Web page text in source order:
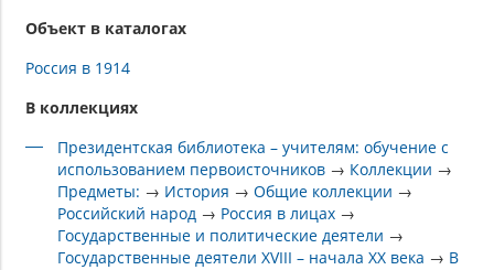
Объект в каталогах
Россия в 1914
В коллекциях
Президентская библиотека – учителям: обучение с
использованием первоисточников → Коллекции →
Предметы: → История →Общие коллекции →
Российский народ → Россия в лицах →
Государственные и политические деятели →
Государственные деятели XVIII – начала XX века → В